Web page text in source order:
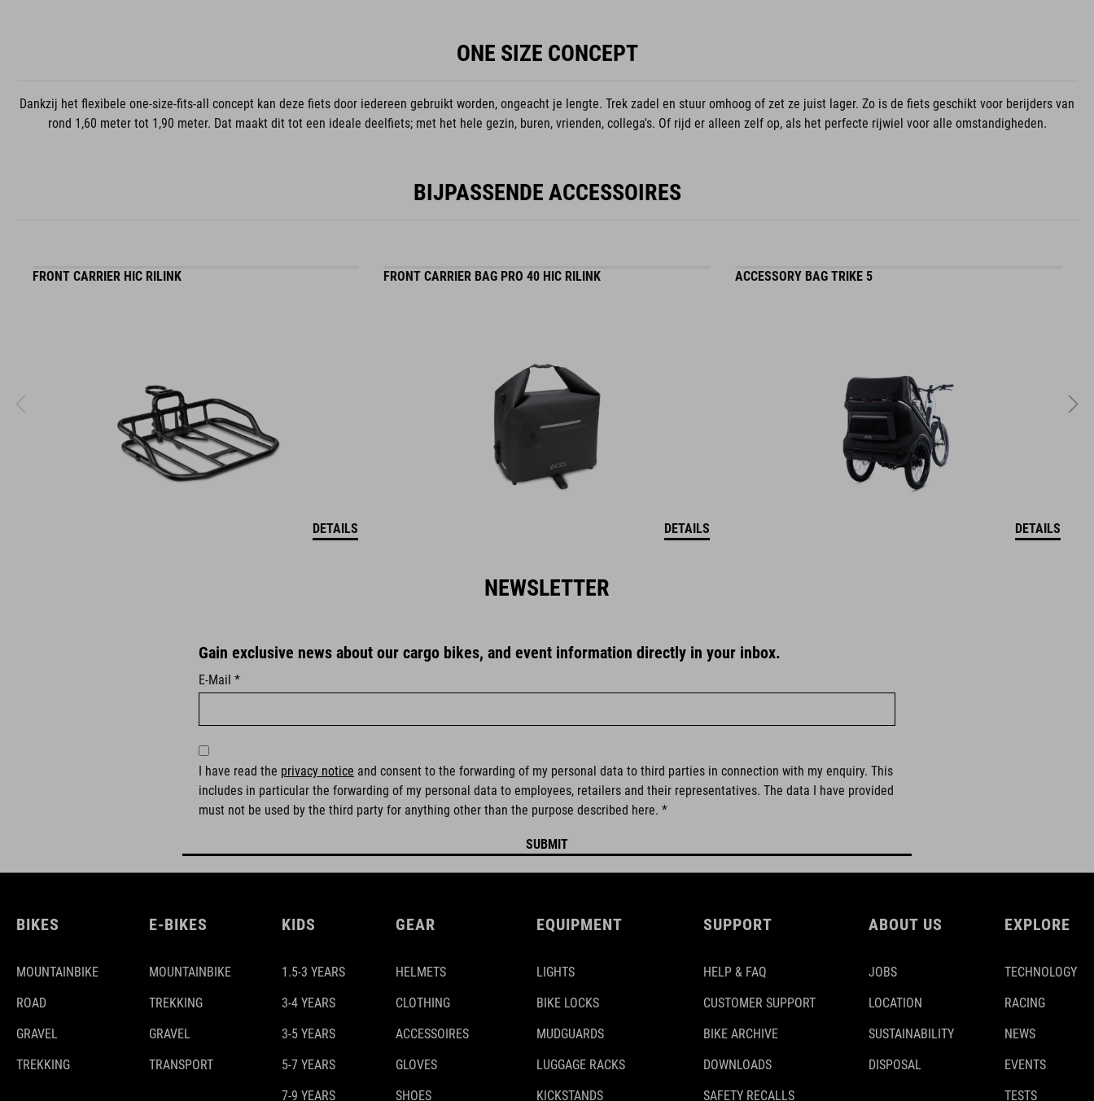
ONE SIZE CONCEPT
Dankzij het flexibele one-size-fits-all concept kan deze fiets door iedereen gebruikt worden, ongeacht je lengte. Trek zadel en stuur omhoog of zet ze juist lager. Zo is de fiets geschikt voor berijders van
rond 1,60 meter tot 1,90 meter. Dat maakt dit tot een ideale deelfiets; met het hele gezin, buren, vrienden, collega's. Of rijd er alleen zelf op, als het perfecte rijwiel voor alle omstandigheden.
BIJPASSENDE ACCESSOIRES
FRONT CARRIER HIC RILINK
DETAILS
FRONT CARRIER BAG PRO 40 HIC RILINK
DETAILS
ACCESSORY BAG TRIKE 5
DETAILS
NEWSLETTER
Gain exclusive news about our cargo bikes, and event information directly in your inbox.
E-Mail *
I have read the privacy notice and consent to the forwarding of my personal data to third parties in connection with my enquiry. This
includes in particular the forwarding of my personal data to employees, retailers and their representatives. The data I have provided
must not be used by the third party for anything other than the purpose described here. *
BIKES
MOUNTAINBIKE
ROAD
GRAVEL
TREKKING
E-BIKES
MOUNTAINBIKE
TREKKING
GRAVEL
TRANSPORT
KIDS
1.5-3 YEARS
3-4 YEARS
3-5 YEARS
5-7 YEARS
7-9 YEARS
GEAR
HELMETS
CLOTHING
ACCESSOIRES
GLOVES
SHOES
EQUIPMENT
LIGHTS
BIKE LOCKS
MUDGUARDS
LUGGAGE RACKS
KICKSTANDS
SUPPORT
HELP & FAQ
CUSTOMER SUPPORT
BIKE ARCHIVE
DOWNLOADS
SAFETY RECALLS
ABOUT US
JOBS
LOCATION
SUSTAINABILITY
DISPOSAL
EXPLORE
TECHNOLOGY
RACING
NEWS
EVENTS
TESTS